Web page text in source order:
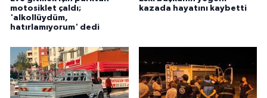
motosiklet çaldı;
'alkollüydüm,
hatırlamıyorum' dedi
kazada hayatını kaybetti